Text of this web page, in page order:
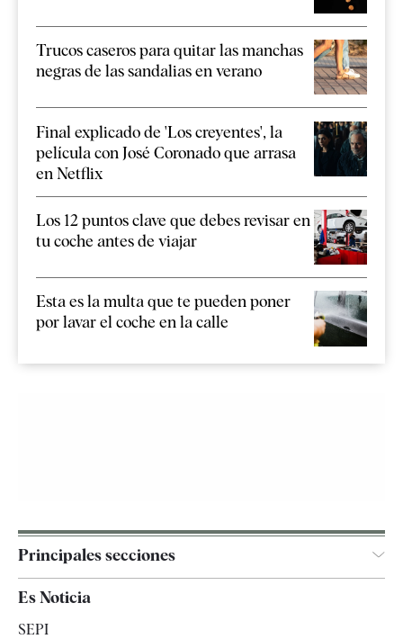
Trucos caseros para quitar las manchas
negras de las sandalias en verano
Final explicado de 'Los creyentes', la
película con José Coronado que arrasa
en Netflix
Los 12 puntos clave que debes revisar en
tu coche antes de viajar
Esta es la multa que te pueden poner
por lavar el coche en la calle
Principales secciones
Es Noticia
SEPI